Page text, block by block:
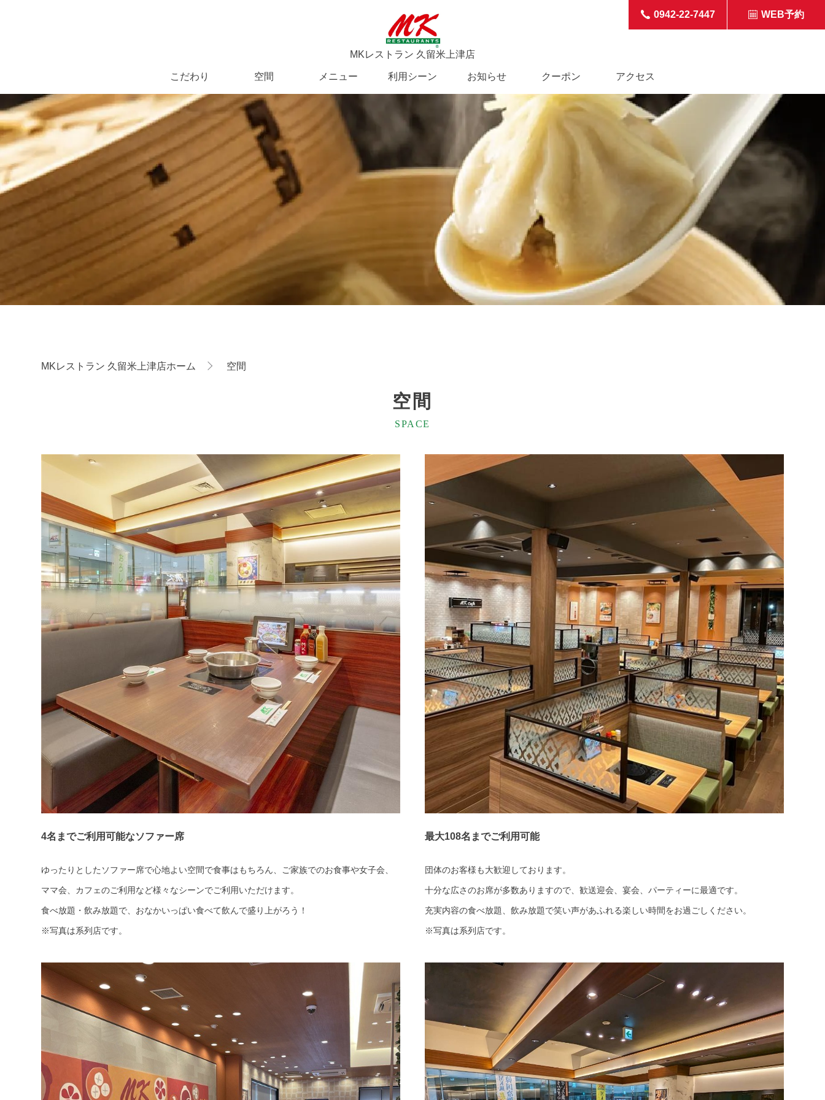
MKレストラン 久留米上津店
こだわり 空間 メニュー 利用シーン お知らせ クーポン アクセス
0942-22-7447 WEB予約
MKレストラン 久留米上津店ホーム 空間
空間
SPACE
4名までご利用可能なソファー席
ゆったりとしたソファー席で心地よい空間で食事はもちろん、ご家族でのお食事や女子会、
ママ会、カフェのご利用など様々なシーンでご利用いただけます。
食べ放題・飲み放題で、おなかいっぱい食べて飲んで盛り上がろう！
※写真は系列店です。
最大108名までご利用可能
団体のお客様も大歓迎しております。
十分な広さのお席が多数ありますので、歓送迎会、宴会、パーティーに最適です。
充実内容の食べ放題、飲み放題で笑い声があふれる楽しい時間をお過ごしください。
※写真は系列店です。